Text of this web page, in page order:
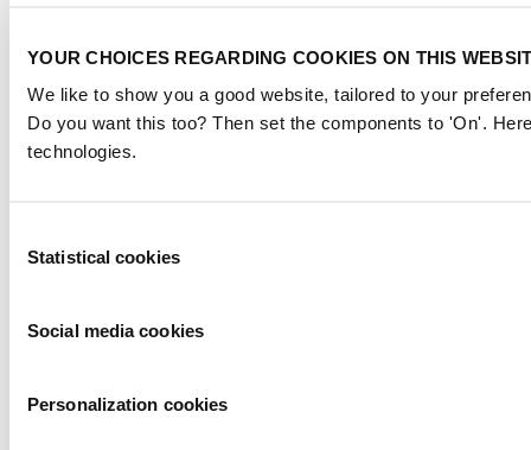
YOUR CHOICES REGARDING COOKIES ON THIS
We like to show you a good website, tailored to your
Do you want this too? Then set the components to 'On'.
technologies.
Selection
Statistical cookies
Social media cookies
Personalization cookies